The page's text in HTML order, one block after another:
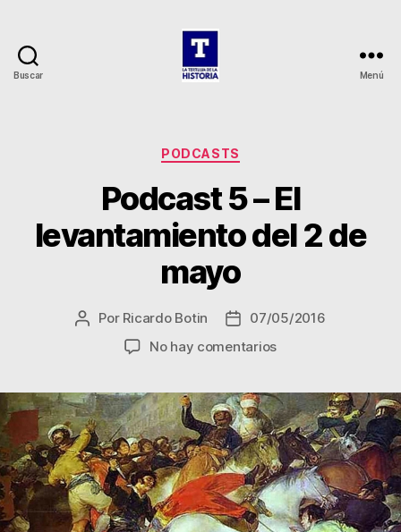
Buscar
la
Historia
Menú
Categorías
PODCASTS
Podcast 5 – El
levantamiento del 2 de
mayo
Autor
Por Ricardo Botin
Fecha07/05/2016
No hay comentariosen
–
El
levantamiento
del
2
de
mayo